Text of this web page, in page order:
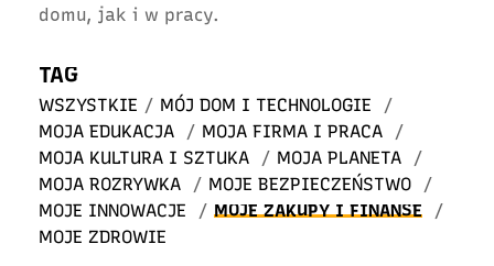
domu, jak i w pracy.
TAG
WSZYSTKIE / MÓJ DOM I TECHNOLOGIE
/
MOJA EDUKACJA
/ MOJA FIRMA I PRACA
/
MOJA KULTURA I SZTUKA
/ MOJA PLANETA
/
MOJA ROZRYWKA
/ MOJE BEZPIECZEŃSTWO
/
MOJE INNOWACJE
/ MOJE ZAKUPY I FINANSE
/
MOJE ZDROWIE